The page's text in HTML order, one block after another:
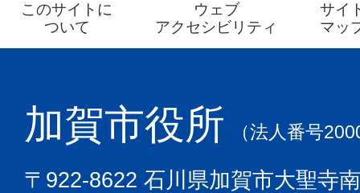
このサイトに
ついて
ウェブ
アクセシビリティ
サイ
マッ
加賀市役所 （法人番号
〒922-8622 石川県加賀市大聖寺